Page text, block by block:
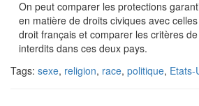
On peut comparer les protections
en matière de droits civiques avec
droit français et comparer les critères
interdits dans ces deux pays.
Tags: sexe, religion, race, politique, Etats-